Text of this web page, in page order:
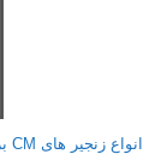
انواع زنجیر های CM برای جرثقیل ها و بلند کردن بار